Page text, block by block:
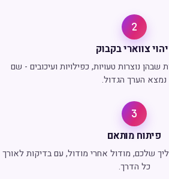
2
צווארי בקבוק
נוצרות טעויות, כפילויות ועיכובים - שם
נמצא הערך הגדול.
3
פיתוח מותאם
שלכם, מודול אחרי מודול, עם בדיקות לאורך
כל הדרך.